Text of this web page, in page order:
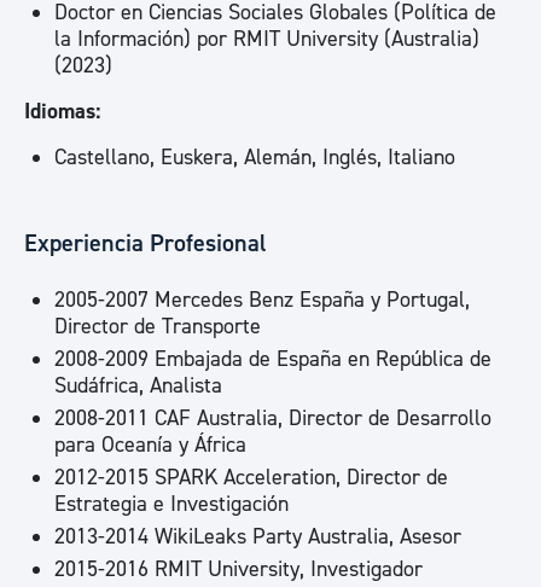
Doctor en Ciencias Sociales Globales (Política de
la Información) por RMIT University (Australia)
(2023)
Idiomas:
Castellano, Euskera, Alemán, Inglés, Italiano
Experiencia Profesional
2005-2007 Mercedes Benz España y Portugal,
Director de Transporte
2008-2009 Embajada de España en República de
Sudáfrica, Analista
2008-2011 CAF Australia, Director de Desarrollo
para Oceanía y África
2012-2015 SPARK Acceleration, Director de
Estrategia e Investigación
2013-2014 WikiLeaks Party Australia, Asesor
2015-2016 RMIT University, Investigador